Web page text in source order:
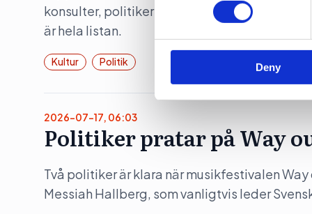
other information that
Deny
konsulter, politiker och influerare, men även
är hela listan.
Kultur Politik
2026-07-17, 06:03
Politiker pratar på Way
Två politiker är klara när musikfestivalen
Messiah Hallberg, som vanligtvis leder